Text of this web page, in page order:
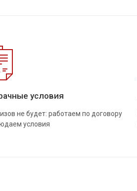
условия
не будет: работаем по договору
условия